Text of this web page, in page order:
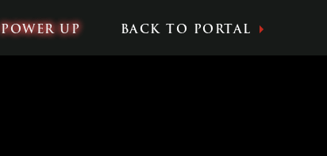
POWER UP BACK TO PORTAL